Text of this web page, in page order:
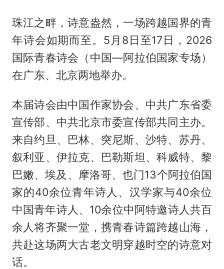
珠江之畔，诗意盎然，一场跨越国界的青
年诗会如期而至。5月8日至17日，2026
国际青春诗会（中国—阿拉伯国家专场）
在广东、北京两地举办。
本届诗会由中国作家协会、中共广东省委
宣传部、中共北京市委宣传部共同主办。
来自约旦、巴林、突尼斯、沙特、苏丹、
叙利亚、伊拉克、巴勒斯坦、科威特、黎
巴嫩、埃及、摩洛哥、也门13个阿拉伯国
家的40余位青年诗人、汉学家与40余位
中国青年诗人、10余位中阿特邀诗人共百
余人将齐聚一堂，携青春诗篇跨越山海，
共赴这场两大古老文明穿越时空的诗意对
话。